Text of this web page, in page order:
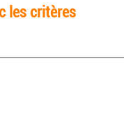
les critères